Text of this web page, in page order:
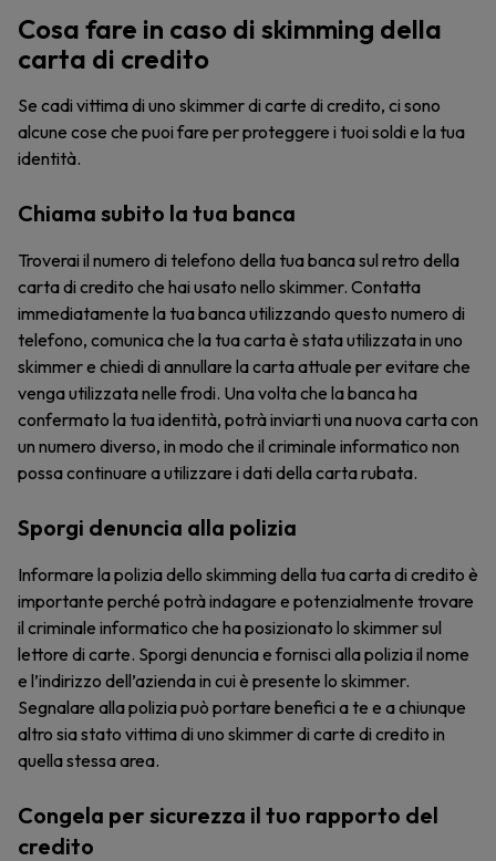
Cosa fare in caso di skimming della
carta di credito
Se cadi vittima di uno skimmer di carte di credito, ci sono
alcune cose che puoi fare per proteggere i tuoi soldi e la tua
identità.
Chiama subito la tua banca
Troverai il numero di telefono della tua banca sul retro della
carta di credito che hai usato nello skimmer. Contatta
immediatamente la tua banca utilizzando questo numero di
telefono, comunica che la tua carta è stata utilizzata in uno
skimmer e chiedi di annullare la carta attuale per evitare che
venga utilizzata nelle frodi. Una volta che la banca ha
confermato la tua identità, potrà inviarti una nuova carta con
un numero diverso, in modo che il criminale informatico non
possa continuare a utilizzare i dati della carta rubata.
Sporgi denuncia alla polizia
Informare la polizia dello skimming della tua carta di credito è
importante perché potrà indagare e potenzialmente trovare
il criminale informatico che ha posizionato lo skimmer sul
lettore di carte. Sporgi denuncia e fornisci alla polizia il nome
e l’indirizzo dell’azienda in cui è presente lo skimmer.
Segnalare alla polizia può portare benefici a te e a chiunque
altro sia stato vittima di uno skimmer di carte di credito in
quella stessa area.
Congela per sicurezza il tuo rapporto del
credito